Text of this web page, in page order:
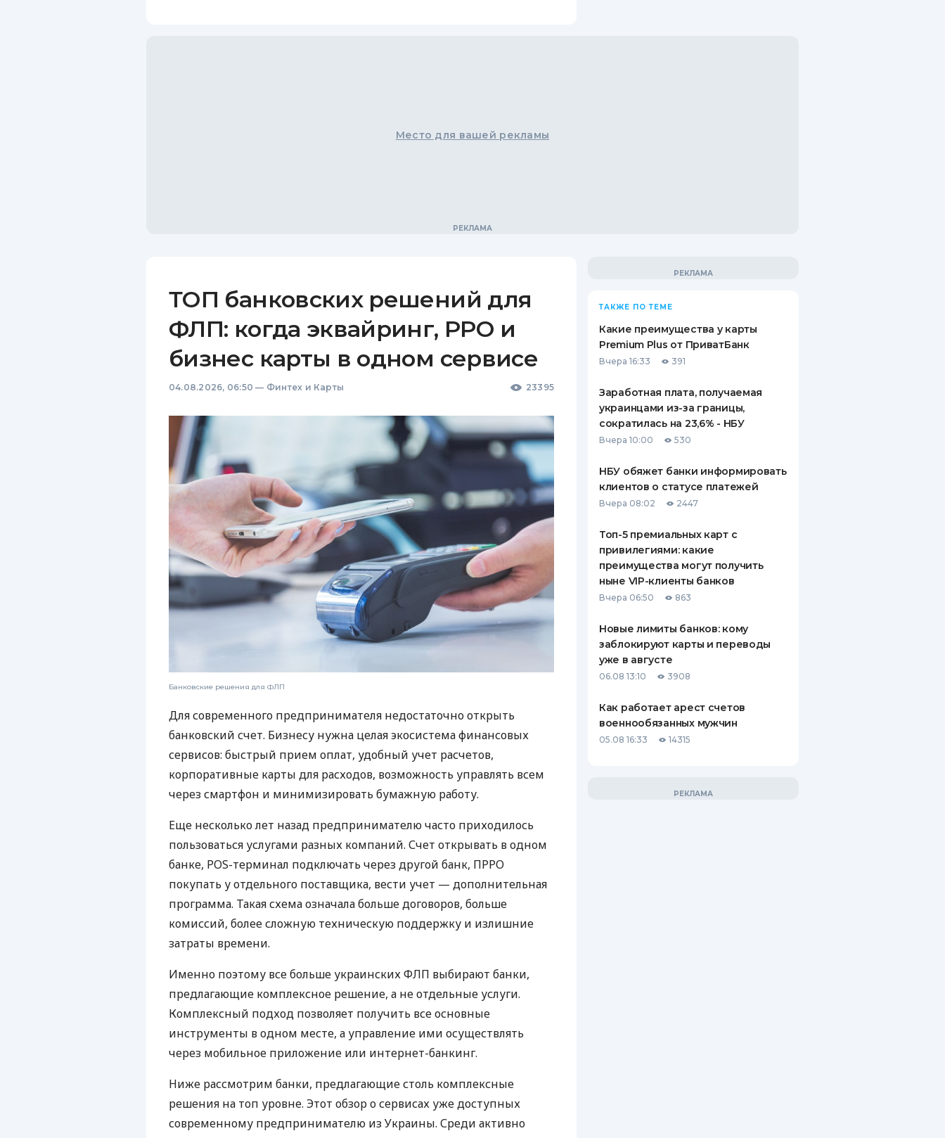
Место для вашей рекламы
ТОП банковских решений для
ФЛП: когда эквайринг, РРО и
бизнес карты в одном сервисе
04.08.2026, 06:50 — Финтех и Карты 23395
Банковские решения для ФЛП
Для современного предпринимателя недостаточно открыть
банковский счет. Бизнесу нужна целая экосистема финансовых
сервисов: быстрый прием оплат, удобный учет расчетов,
корпоративные карты для расходов, возможность управлять всем
через смартфон и минимизировать бумажную работу.
Еще несколько лет назад предпринимателю часто приходилось
пользоваться услугами разных компаний. Счет открывать в одном
банке, POS-терминал подключать через другой банк, ПРРО
покупать у отдельного поставщика, вести учет — дополнительная
программа. Такая схема означала больше договоров, больше
комиссий, более сложную техническую поддержку и излишние
затраты времени.
Именно поэтому все больше украинских ФЛП выбирают банки,
предлагающие комплексное решение, а не отдельные услуги.
Комплексный подход позволяет получить все основные
инструменты в одном месте, а управление ими осуществлять
через мобильное приложение или интернет-банкинг.
Ниже рассмотрим банки, предлагающие столь комплексные
решения на топ уровне. Этот обзор о сервисах уже доступных
современному предпринимателю из Украины. Среди активно
ТАКЖЕ ПО ТЕМЕ
Какие преимущества у карты
Premium Plus от ПриватБанк
Вчера 16:33 391
Заработная плата, получаемая
украинцами из-за границы,
сократилась на 23,6% - НБУ
Вчера 10:00 530
НБУ обяжет банки информировать
клиентов о статусе платежей
Вчера 08:02 2447
Топ-5 премиальных карт с
привилегиями: какие
преимущества могут получить
ныне VIP-клиенты банков
Вчера 06:50 863
Новые лимиты банков: кому
заблокируют карты и переводы
уже в августе
06.08 13:10 3908
Как работает арест счетов
военнообязанных мужчин
05.08 16:33 14315